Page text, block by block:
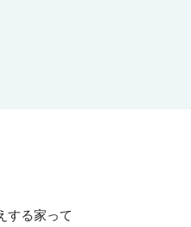
する家って